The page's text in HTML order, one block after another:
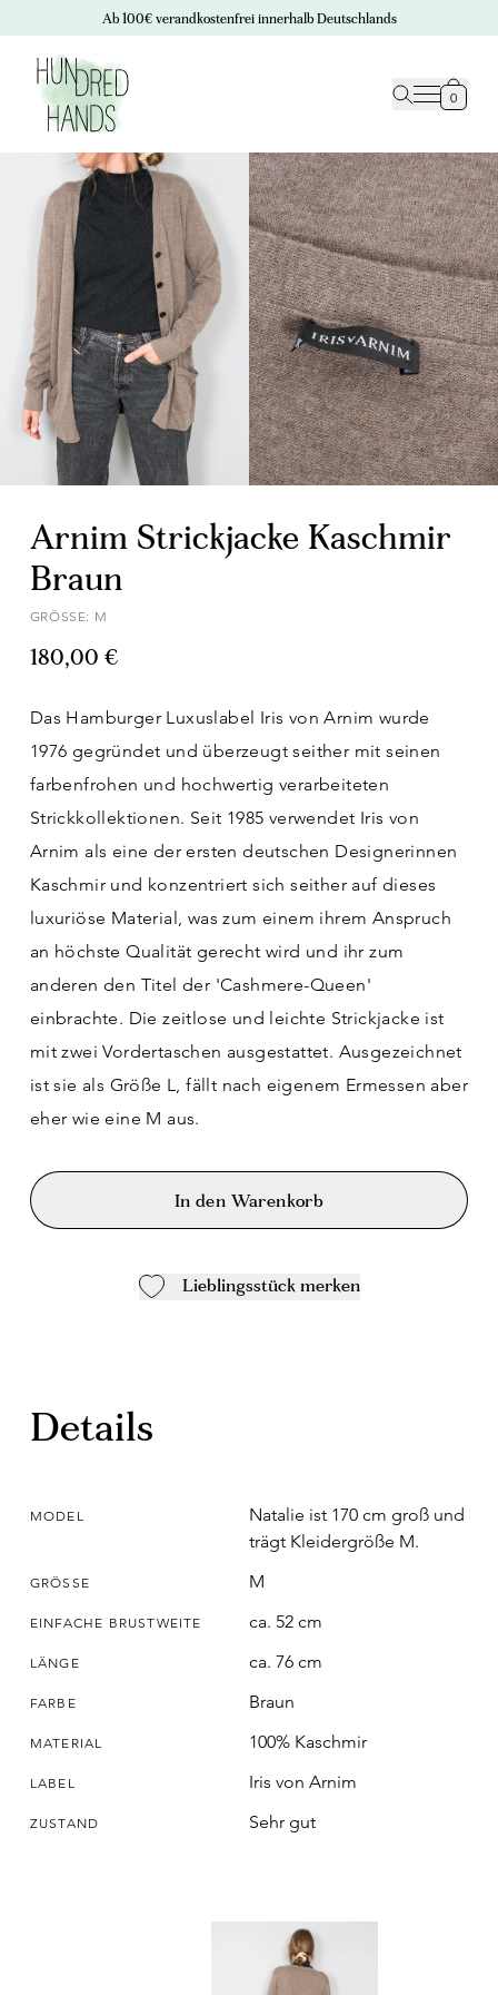
Ab 100€ verandkostenfrei innerhalb Deutschlands
0
Arnim Strickjacke Kaschmir
Braun
GRÖSSE: M
180,00 €
Das Hamburger Luxuslabel Iris von Arnim wurde
1976 gegründet und überzeugt seither mit seinen
farbenfrohen und hochwertig verarbeiteten
Strickkollektionen. Seit 1985 verwendet Iris von
Arnim als eine der ersten deutschen Designerinnen
Kaschmir und konzentriert sich seither auf dieses
luxuriöse Material, was zum einem ihrem Anspruch
an höchste Qualität gerecht wird und ihr zum
anderen den Titel der 'Cashmere-Queen'
einbrachte. Die zeitlose und leichte Strickjacke ist
mit zwei Vordertaschen ausgestattet. Ausgezeichnet
ist sie als Größe L, fällt nach eigenem Ermessen aber
eher wie eine M aus.
In den Warenkorb
Lieblingsstück merken
Details
MODEL
Natalie ist 170 cm groß und
trägt Kleidergröße M.
GRÖSSE M
EINFACHE BRUSTWEITE ca. 52 cm
LÄNGE ca. 76 cm
FARBE Braun
MATERIAL 100% Kaschmir
LABEL Iris von Arnim
ZUSTAND Sehr gut